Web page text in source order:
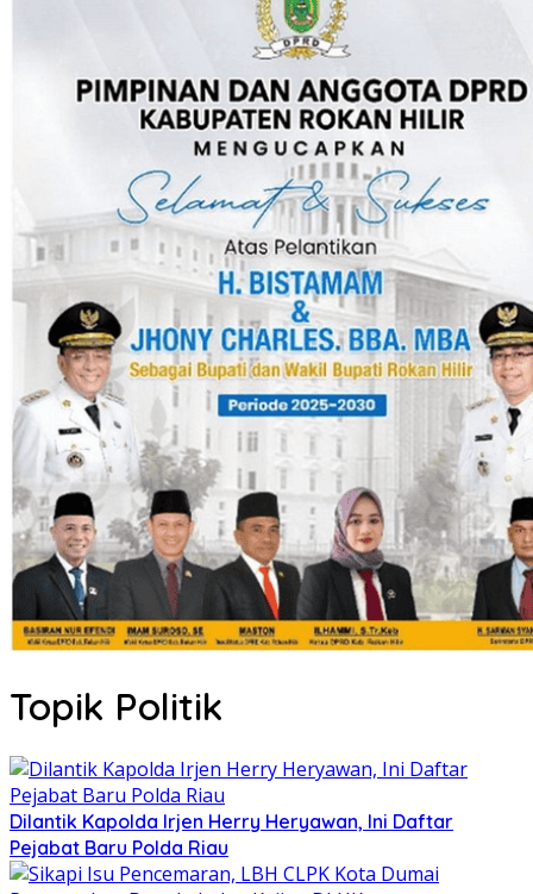
Topik Politik
Dilantik Kapolda Irjen Herry Heryawan, Ini Daftar
Pejabat Baru Polda Riau